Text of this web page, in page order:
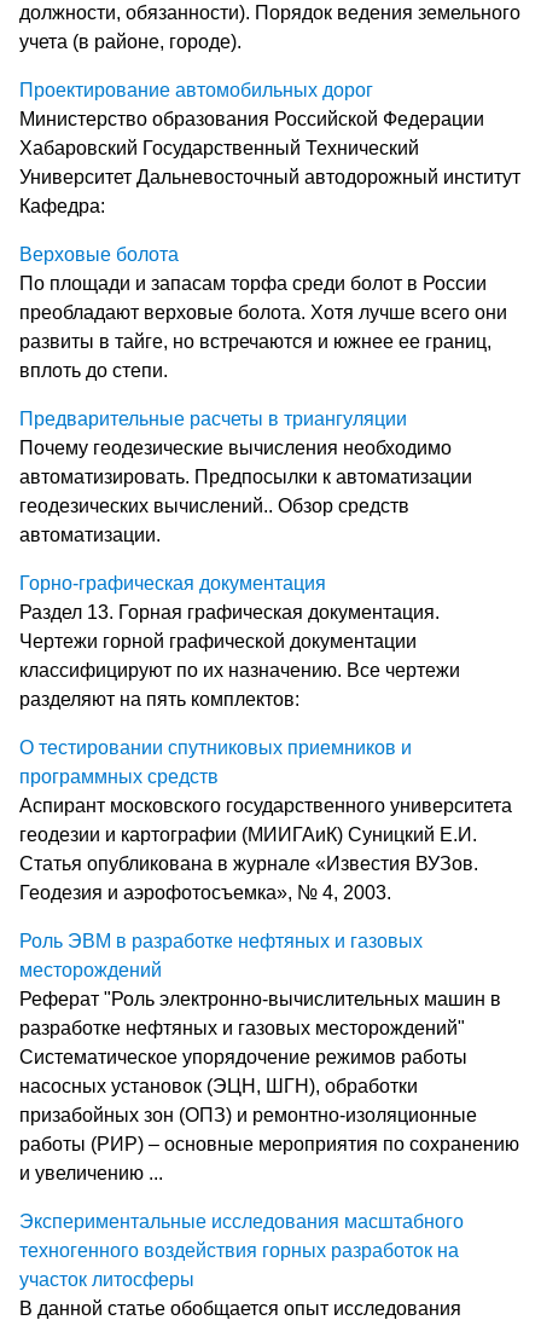
должности, обязанности). Порядок ведения земельного
учета (в районе, городе).
Проектирование автомобильных дорог
Министерство образования Российской Федерации
Хабаровский Государственный Технический
Университет Дальневосточный автодорожный институт
Кафедра:
Верховые болота
По площади и запасам торфа среди болот в России
преобладают верховые болота. Хотя лучше всего они
развиты в тайге, но встречаются и южнее ее границ,
вплоть до степи.
Предварительные расчеты в триангуляции
Почему геодезические вычисления необходимо
автоматизировать. Предпосылки к автоматизации
геодезических вычислений.. Обзор средств
автоматизации.
Горно-графическая документация
Раздел 13. Горная графическая документация.
Чертежи горной графической документации
классифицируют по их назначению. Все чертежи
разделяют на пять комплектов:
О тестировании спутниковых приемников и
программных средств
Аспирант московского государственного университета
геодезии и картографии (МИИГАиК) Суницкий Е.И.
Статья опубликована в журнале «Известия ВУЗов.
Геодезия и аэрофотосъемка», № 4, 2003.
Роль ЭВМ в разработке нефтяных и газовых
месторождений
Реферат "Роль электронно-вычислительных машин в
разработке нефтяных и газовых месторождений"
Систематическое упорядочение режимов работы
насосных установок (ЭЦН, ШГН), обработки
призабойных зон (ОПЗ) и ремонтно-изоляционные
работы (РИР) – основные мероприятия по сохранению
и увеличению ...
Экспериментальные исследования масштабного
техногенного воздействия горных разработок на
участок литосферы
В данной статье обобщается опыт исследования